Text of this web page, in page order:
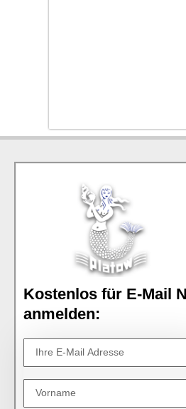
Kostenlos für E-Mail
anmelden: